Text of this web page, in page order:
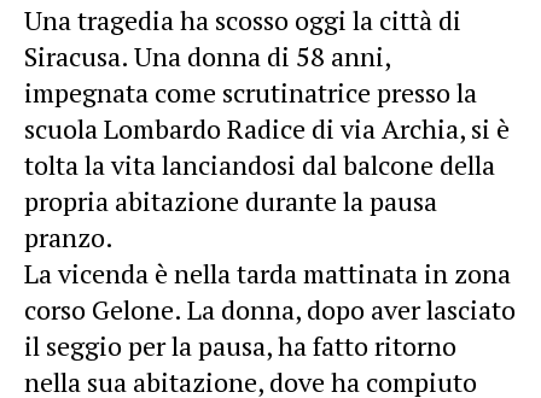
Una tragedia ha scosso oggi la città di
Siracusa. Una donna di 58 anni,
impegnata come scrutinatrice presso la
scuola Lombardo Radice di via Archia, si è
tolta la vita lanciandosi dal balcone della
propria abitazione durante la pausa
pranzo.
La vicenda è nella tarda mattinata in zona
corso Gelone. La donna, dopo aver lasciato
il seggio per la pausa, ha fatto ritorno
nella sua abitazione, dove ha compiuto